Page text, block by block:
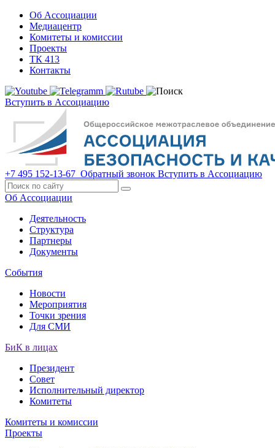
Об Ассоциации
Медиацентр
Комитеты и комиссии
Проекты
ТК 413
Контакты
Вступить в Ассоциацию
+7 495 152-13-67 Обратный звонок Вступить в Ассоциацию
Об Ассоциации
Деятельность
Структура
Партнеры
Документы
События
Новости
Мероприятия
Точки зрения
Для СМИ
БиК в лицах
Президент
Совет
Исполнительный директор
Комитеты
Комитеты и комиссии
Проекты